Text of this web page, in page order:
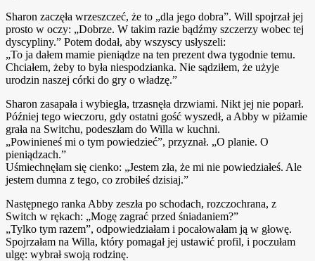
Sharon zaczęła wrzeszczeć, że to „dla jego dobra”. Will spojrzał jej
prosto w oczy: „Dobrze. W takim razie bądźmy szczerzy wobec tej
dyscypliny.” Potem dodał, aby wszyscy usłyszeli:
„To ja dałem mamie pieniądze na ten prezent dwa tygodnie temu.
Chciałem, żeby to była niespodzianka. Nie sądziłem, że użyje
urodzin naszej córki do gry o władzę.”
Sharon zasapała i wybiegła, trzasnęła drzwiami. Nikt jej nie poparł.
Później tego wieczoru, gdy ostatni gość wyszedł, a Abby w piżamie
grała na Switchu, podeszłam do Willa w kuchni.
„Powinieneś mi o tym powiedzieć”, przyznał. „O planie. O
pieniądzach.”
Uśmiechnęłam się cienko: „Jestem zła, że mi nie powiedziałeś. Ale
jestem dumna z tego, co zrobiłeś dzisiaj.”
Następnego ranka Abby zeszła po schodach, rozczochrana, z
Switch w rękach: „Mogę zagrać przed śniadaniem?”
„Tylko tym razem”, odpowiedziałam i pocałowałam ją w głowę.
Spojrzałam na Willa, który pomagał jej ustawić profil, i poczułam
ulgę: wybrał swoją rodzinę.